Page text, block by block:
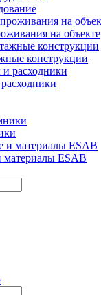
на объекте
конструкции
материалы ESAB